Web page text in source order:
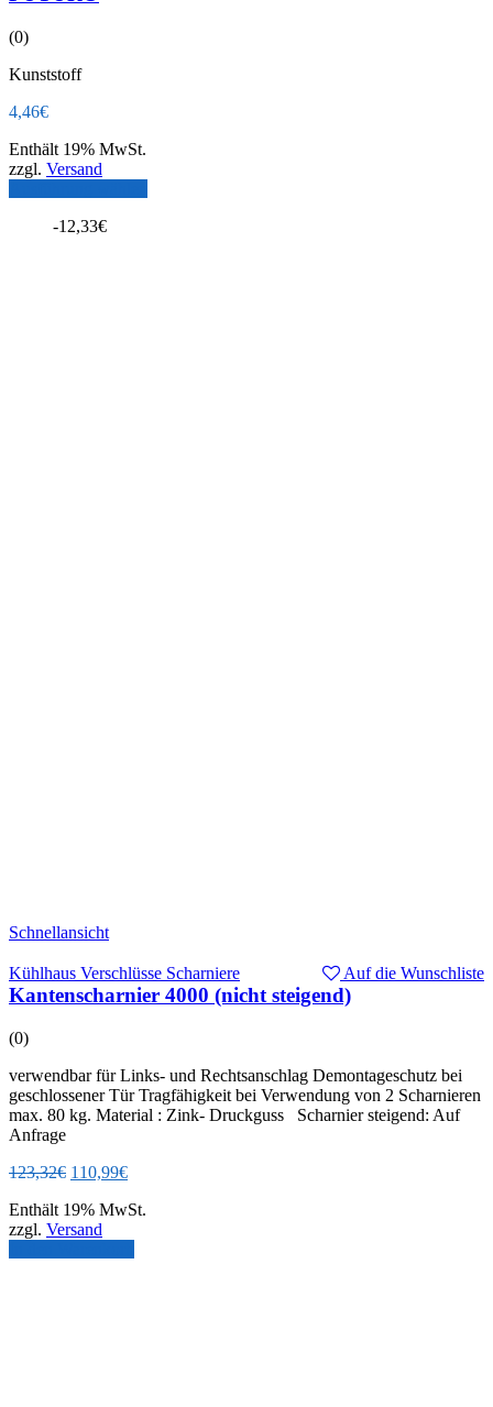
(0)
Kunststoff
4,46€
Enthält 19% MwSt.
zzgl. Versand
-12,33€
Schnellansicht
Kühlhaus Verschlüsse Scharniere Auf die Wunschliste
Kantenscharnier 4000 (nicht steigend)
(0)
verwendbar für Links- und Rechtsanschlag Demontageschutz bei
geschlossener Tür Tragfähigkeit bei Verwendung von 2 Scharnieren
max. 80 kg. Material : Zink- Druckguss Scharnier steigend: Auf
Anfrage
123,32€ Ursprünglicher
war:
123,32€
110,99€Aktueller
ist:
Enthält 19% MwSt.
zzgl. Versand